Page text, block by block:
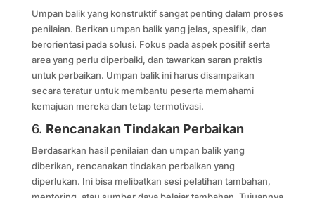
Umpan balik yang konstruktif sangat penting dalam proses
penilaian. Berikan umpan balik yang jelas, spesifik, dan
berorientasi pada solusi. Fokus pada aspek positif serta
area yang perlu diperbaiki, dan tawarkan saran praktis
untuk perbaikan. Umpan balik ini harus disampaikan
secara teratur untuk membantu peserta memahami
kemajuan mereka dan tetap termotivasi.
6. Rencanakan Tindakan Perbaikan
Berdasarkan hasil penilaian dan umpan balik yang
diberikan, rencanakan tindakan perbaikan yang
diperlukan. Ini bisa melibatkan sesi pelatihan tambahan,